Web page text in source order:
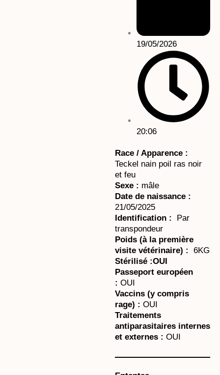
19/05/2026
20:06
Race / Apparence :
Teckel nain poil ras noir
et feu
Sexe : mâle
Date de naissance :
21/05/2025
Identification :
Par
transpondeur
Poids (à la première
visite vétérinaire) :
6KG
Stérilisé :OUI
Passeport européen
: OUI
Vaccins (y compris
rage) : OUI
Traitements
antiparasitaires internes
et externes : OUI